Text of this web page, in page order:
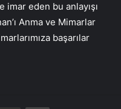
eden bu anlayışı
Anma ve Mimarlar
başarılar
E-Posta ile paylaş Yazdır